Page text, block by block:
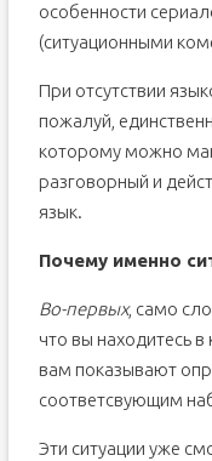
особенности
(ситуационными
При отсутствии
пожалуй,
которому можно
разговорный и
язык.
Почему именно
Во-первых, само
что вы находитесь в
вам показывают
соответсвующим
Эти ситуации уже